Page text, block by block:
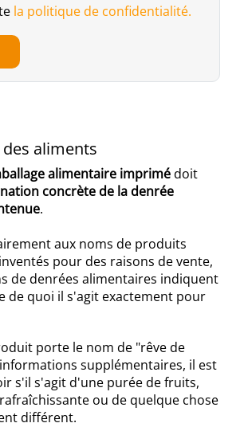
la politique de confidentialité.
aliments
alimentaire imprimédoit
concrète de la denrée
.
aux noms de produits
pour des raisons de vente,
de denrées alimentaires indiquent
de quoi il s'agit exactement pour
porte le nom de "rêve de
supplémentaires, il est
s'il s'agit d'une purée de fruits,
ou de quelque chose
différent.